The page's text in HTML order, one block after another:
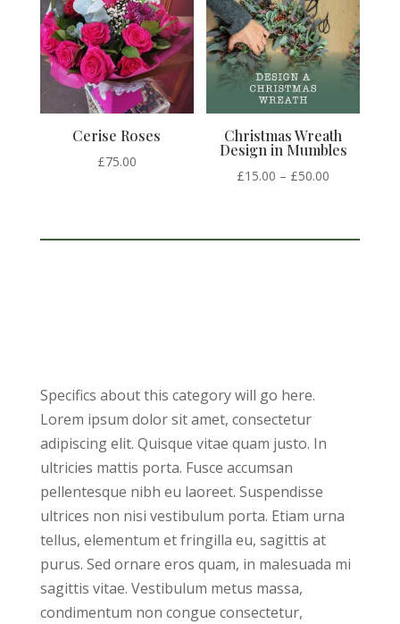
Cerise Roses
£75.00
Christmas Wreath
Design in Mumbles
£15.00 – £50.00
through
Specifics about this category will go here.
Lorem ipsum dolor sit amet, consectetur
adipiscing elit. Quisque vitae quam justo. In
ultricies mattis porta. Fusce accumsan
pellentesque nibh eu laoreet. Suspendisse
ultrices non nisi vestibulum porta. Etiam urna
tellus, elementum et fringilla eu, sagittis at
purus. Sed ornare eros quam, in malesuada mi
sagittis vitae. Vestibulum metus massa,
condimentum non congue consectetur,